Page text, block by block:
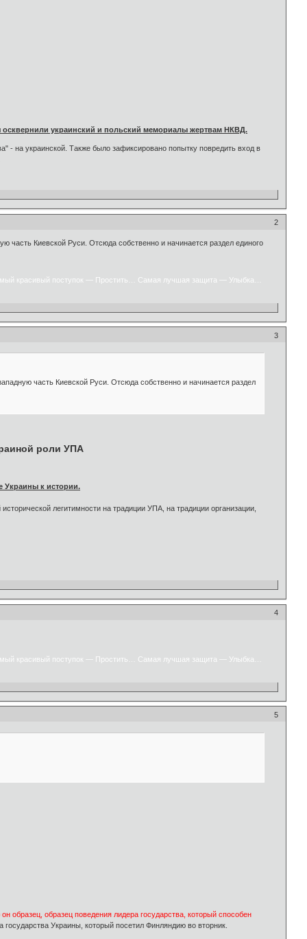
украинский и польский мемориалы жертвам НКВД.
на украинской. Также было зафиксировано попытку повредить вход в
2
часть Киевской Руси. Отсюда собственно и начинается раздел единого
красивый поступок — Простить… Самая лучшая защита — Улыбка…
3
часть Киевской Руси. Отсюда собственно и начинается раздел
роли УПА
Украины к истории.
легитимности на традиции УПА, на традиции организации,
4
красивый поступок — Простить… Самая лучшая защита — Улыбка…
5
образец, образец поведения лидера государства, который способен
Украины, который посетил Финляндию во вторник.